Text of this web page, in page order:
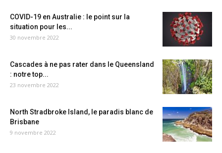
COVID-19 en Australie : le point sur la
situation pour les...
30 novembre 2022
Cascades à ne pas rater dans le Queensland
: notre top...
23 novembre 2022
North Stradbroke Island, le paradis blanc de
Brisbane
9 novembre 2022